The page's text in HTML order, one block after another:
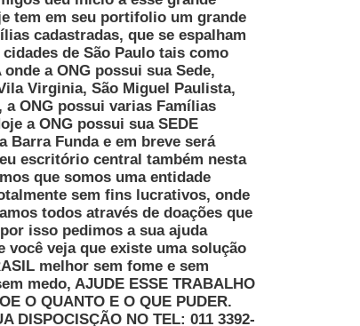
tem em seu portifolio um grande
cadastradas, que se espalham
de São Paulo tais como
onde a ONG possui sua Sede,
Virginia, São Miguel Paulista,
a ONG possui varias Famílias
a ONG possui sua SEDE
Barra Funda e em breve será
escritório central também nesta
que somos uma entidade
sem fins lucrativos, onde
todos através de doações que
isso pedimos a sua ajuda
você veja que existe uma solução
melhor sem fome e sem
medo, AJUDE ESSE TRABALHO
O QUANTO E O QUE PUDER.
DISPOCISÇÃO NO TEL: 011 3392-